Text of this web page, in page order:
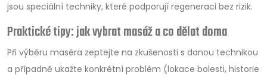
jsou speciální techniky, které podporují regeneraci bez rizik.
Praktické tipy: jak vybrat masáž a co dělat doma
Při výběru maséra zeptejte na zkušenosti s danou technikou
a případně ukažte konkrétní problém (lokace bolesti, historie